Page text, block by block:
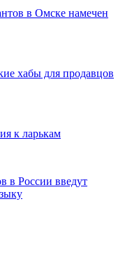
в Омске намечен
хабы для продавцов
к ларькам
в России введут